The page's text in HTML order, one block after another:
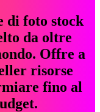
di foto stock
da oltre
Offre a
risorse
fino al